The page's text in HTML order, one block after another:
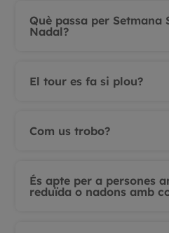
Què passa per Setmana
Nadal?
El tour es fa si plou?
Com us trobo?
És apte per a persones
reduïda o nadons amb